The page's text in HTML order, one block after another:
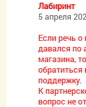
Лабиринт
5 апреля
Если речь
давался по
магазина,
обратиться
поддержку.
К
вопрос не